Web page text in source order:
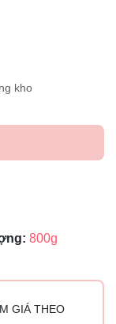
kho
800g
GIÁ THEO